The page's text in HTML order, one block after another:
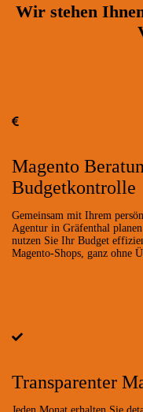
Wir stehen
Magento
Budgetkontrolle
Gemeinsam mit Ihrem
Agentur in Gräfenthal
nutzen Sie Ihr Budget
Magento-Shops, ganz ohne
Transparenter